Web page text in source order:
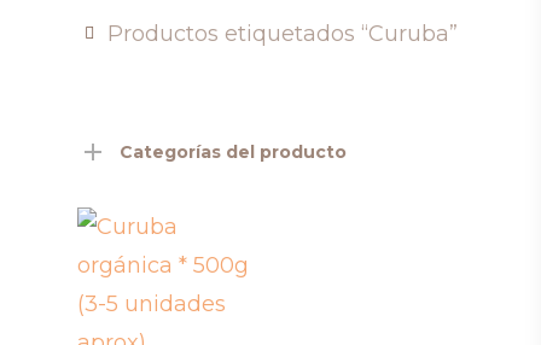
Productos etiquetados “Curuba”
Categorías del producto